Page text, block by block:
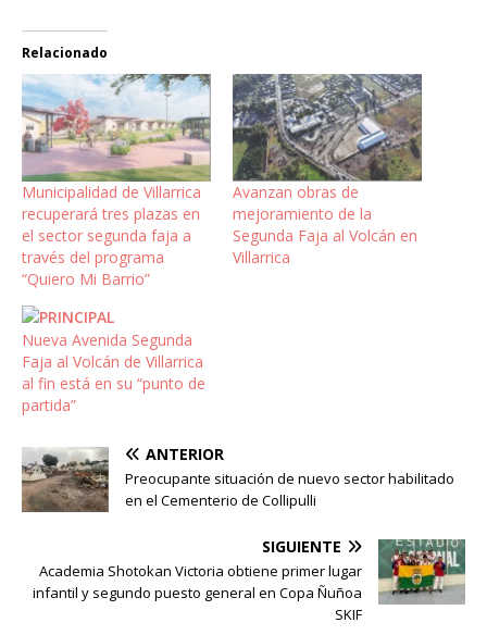
Relacionado
Municipalidad de Villarrica
recuperará tres plazas en
el sector segunda faja a
través del programa
“Quiero Mi Barrio”
Avanzan obras de
mejoramiento de la
Segunda Faja al Volcán en
Villarrica
Nueva Avenida Segunda
Faja al Volcán de Villarrica
al fin está en su “punto de
partida”
ANTERIOR
Preocupante situación de nuevo sector habilitado
en el Cementerio de Collipulli
SIGUIENTE
Academia Shotokan Victoria obtiene primer lugar
infantil y segundo puesto general en Copa Ñuñoa
SKIF